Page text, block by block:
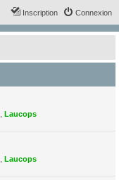
Connexion
Inscription
Laucops
Laucops